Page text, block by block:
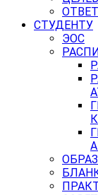
СТУДЕНТУ
ЭОС